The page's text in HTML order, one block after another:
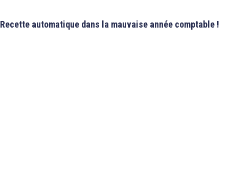
Recette automatique dans la mauvaise année comptable !